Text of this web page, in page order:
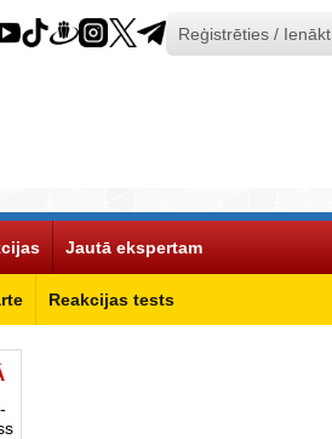
Reģistrēties / Ienākt
Reakcijas tests
Jautā ekspertam